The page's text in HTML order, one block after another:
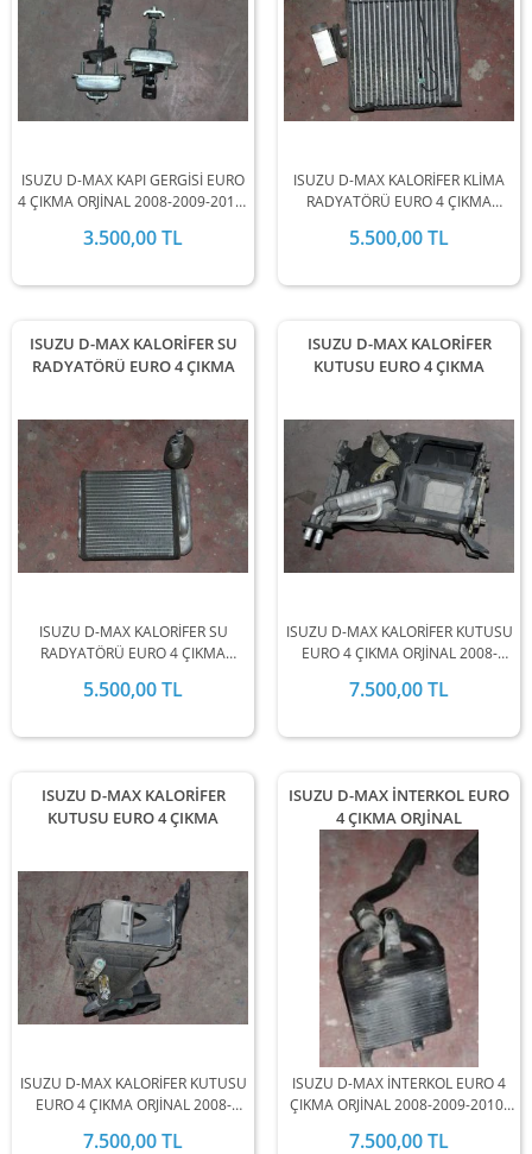
ISUZU D-MAX KAPI GERGİSİ EURO
4 ÇIKMA ORJİNAL 2008-2009-2010-
STOKLARIMIZDA MEVCUTTUR.
3.500,00 TL
ISUZU D-MAX KALORİFER KLİMA
RADYATÖRÜ EURO 4 ÇIKMA
2012 MODEL ARALIĞINDA
5.500,00 TL
ISUZU D-MAX KALORİFER SU
RADYATÖRÜ EURO 4 ÇIKMA
ISUZU D-MAX KALORİFER SU
RADYATÖRÜ EURO 4 ÇIKMA
2012 MODEL ARALIĞINDA
5.500,00 TL
ISUZU D-MAX KALORİFER
KUTUSU EURO 4 ÇIKMA
ISUZU D-MAX KALORİFER KUTUSU
EURO 4 ÇIKMA ORJİNAL 2008-
ARALIĞINDA STOKLARIMIZDA
7.500,00 TL
ISUZU D-MAX KALORİFER
KUTUSU EURO 4 ÇIKMA
ISUZU D-MAX KALORİFER KUTUSU
EURO 4 ÇIKMA ORJİNAL 2008-
ARALIĞINDA STOKLARIMIZDA
7.500,00 TL
ISUZU D-MAX İNTERKOL EURO
4 ÇIKMA ORJİNAL
ISUZU D-MAX İNTERKOL EURO 4
ÇIKMA ORJİNAL 2008-2009-2010-
STOKLARIMIZDA MEVCUTTUR.
7.500,00 TL